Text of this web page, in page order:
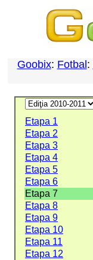
Goobix: Fotbal :
Etapa 1
Etapa 2
Etapa 3
Etapa 4
Etapa 5
Etapa 6
Etapa 7
Etapa 8
Etapa 9
Etapa 10
Etapa 11
Etapa 12